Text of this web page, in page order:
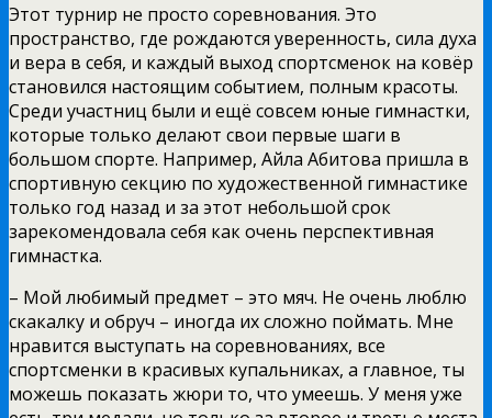
Этот турнир не просто соревнования. Это
пространство, где рождаются уверенность, сила духа
и вера в себя, и каждый выход спортсменок на ковёр
становился настоящим событием, полным красоты.
Среди участниц были и ещё совсем юные гимнастки,
которые только делают свои первые шаги в
большом спорте. Например, Айла Абитова пришла в
спортивную секцию по художественной гимнастике
только год назад и за этот небольшой срок
зарекомендовала себя как очень перспективная
гимнастка.
– Мой любимый предмет – это мяч. Не очень люблю
скакалку и обруч – иногда их сложно поймать. Мне
нравится выступать на соревнованиях, все
спортсменки в красивых купальниках, а главное, ты
можешь показать жюри то, что умеешь. У меня уже